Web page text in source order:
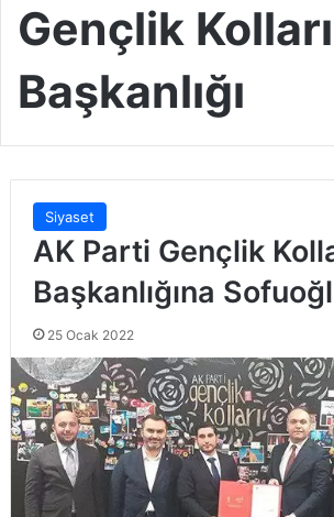
Gençlik Kolları
Başkanlığı
Siyaset
AK Parti Gençlik
Başkanlığına
25 Ocak 2022